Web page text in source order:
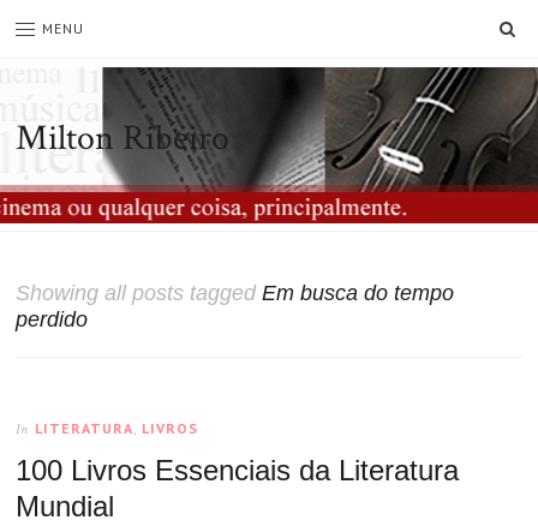
MENU
Milton Ribeiro
Showing all posts taggedEm busca do tempo
perdido
In LITERATURA, LIVROS
100 Livros Essenciais da Literatura
Mundial